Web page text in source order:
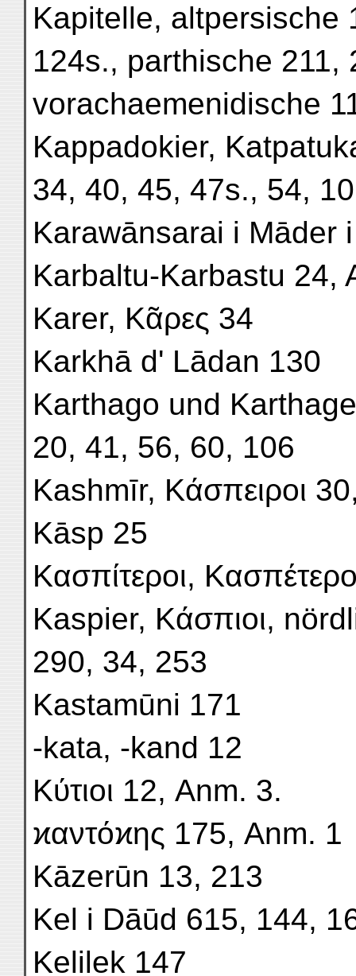
Kapitelle, altpersische
124s., parthische 211,
vorachaemenidische
Kappadokier,
34, 40, 45, 47s., 54,
Karawānsarai i Māder
Karbaltu-Karbastu 24,
Karer, Κᾶρες 34
Karkhā d' Lādan 130
Karthago und
20, 41, 56, 60, 106
Kashmīr, Κάσπειροι
Kāsp 25
Κασπίτεροι,
Kaspier, Κάσπιοι,
290, 34, 253
Kastamūni 171
-kata, -kand 12
Κύτιοι 12, Anm. 3.
ϰαντόϰης 175, Anm. 1
Kāzerūn 13, 213
Kel i Dāūd 615, 144,
Kelilek 147